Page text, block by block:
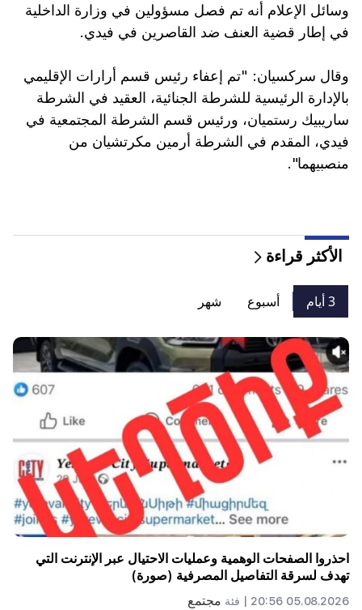
وسائل الإعلام أنه تم فصل مسؤولين في وزارة الداخلية
في إطار قضية العنف ضد القاصرين في فيدي.
وقال سركسيان: "تم إعفاء رئيس قسم أرارات الإقليمي
بالإدارة الرئيسية للشرطة الجنائية، العقيد في الشرطة
ساريبيك رستميان، ورئيس قسم الشرطة المجتمعية في
فيدي، المقدم في الشرطة أرمين مكرتشيان من
منصبيهما".
الأكثر قراءة
3 أيام أسبوع شهر
احذروا الصفحات الوهمية وعمليات الاحتيال عبر الإنترنت التي
تهدف لسرقة التفاصيل المصرفية (صورة)
05.08.2026 20:56 | فئة مجتمع